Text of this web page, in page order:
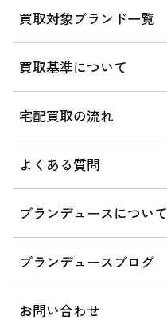
買取対象ブランド一覧
買取基準について
宅配買取の流れ
よくある質問
ブランデュースについて
ブランデュースブログ
お問い合わせ